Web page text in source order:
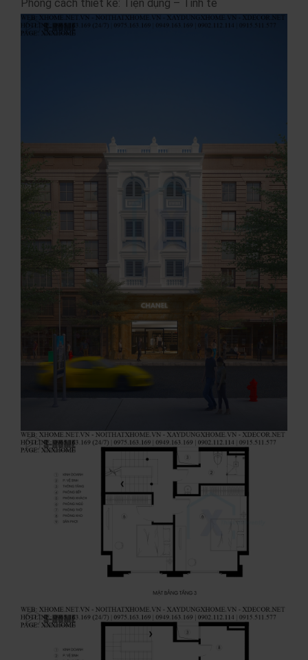
Phong cách thiết kế: Tiện dụng – Tinh tế